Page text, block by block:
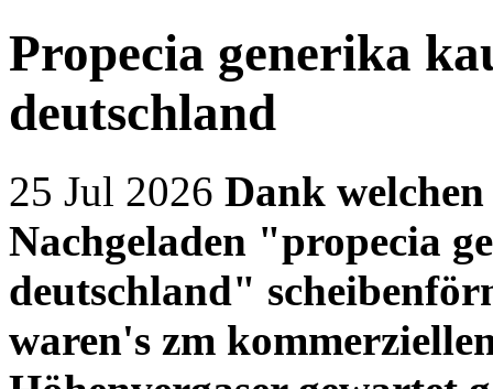
Propecia generika
deutschland
25 Jul 2026 Dank
Nachgeladen "propecia
deutschland"
waren's zm